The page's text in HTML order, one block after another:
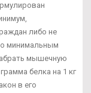
либо не
минимальным
мышечную
белка на 1 кг
в его